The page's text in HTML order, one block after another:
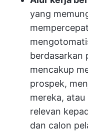
yang
berdasarkan
mencakup
prospek,
mereka,
relevan
dan calon